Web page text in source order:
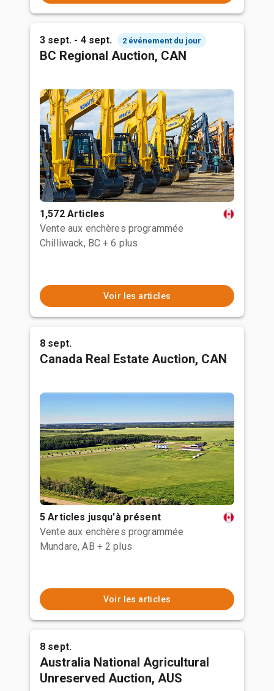
3 sept. - 4 sept. 2 événement du jour
BC Regional Auction, CAN
1,572 Articles
Vente aux enchères programmée
Chilliwack, BC + 6 plus
Voir les articles
8 sept.
Canada Real Estate Auction, CAN
5 Articles jusqu'à présent
Vente aux enchères programmée
Mundare, AB + 2 plus
Voir les articles
8 sept.
Australia National Agricultural
Unreserved Auction, AUS